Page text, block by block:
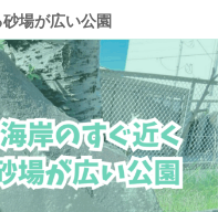
場が広い公園